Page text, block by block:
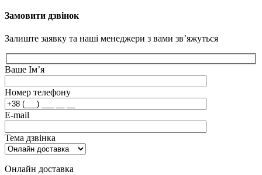
Замовити дзвінок
Залиште заявку та наші менеджери з вами зв’яжуться
Ваше Ім’я
Номер телефону
E-mail
Тема дзвінка
Онлайн доставка